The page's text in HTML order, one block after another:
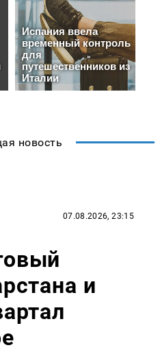
новость
07.08.2026, 23:15
и